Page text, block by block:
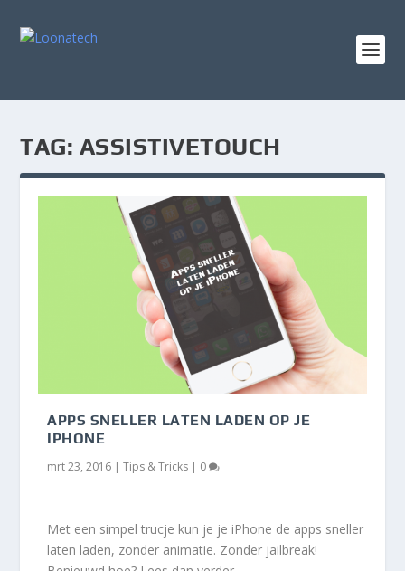
TAG: ASSISTIVETOUCH
APPS SNELLER LATEN LADEN OP JE
IPHONE
mrt 23, 2016 |Tips & Tricks | 0
Met een simpel trucje kun je je iPhone de apps sneller
laten laden, zonder animatie. Zonder jailbreak!